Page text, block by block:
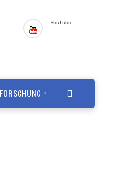
YouTube
FORSCHUNG